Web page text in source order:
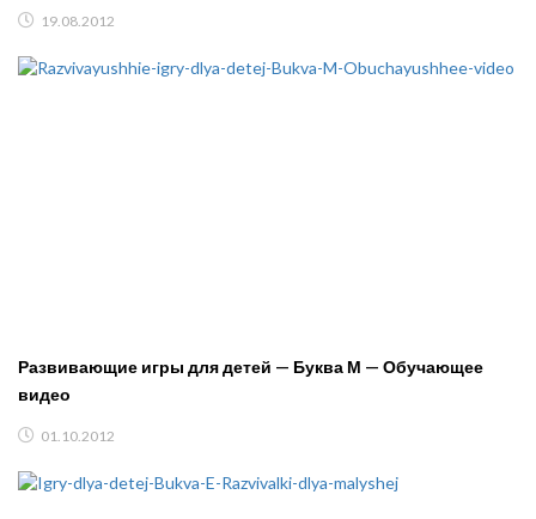
19.08.2012
Развивающие игры для детей — Буква М — Обучающее
видео
01.10.2012